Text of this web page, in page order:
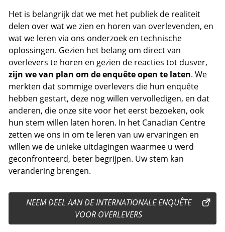
Het is belangrijk dat we met het publiek de realiteit
delen over wat we zien en horen van overlevenden, en
wat we leren via ons onderzoek en technische
oplossingen. Gezien het belang om direct van
overlevers te horen en gezien de reacties tot dusver,
zijn we van plan om de enquête open te laten. We
merkten dat sommige overlevers die hun enquête
hebben gestart, deze nog willen vervolledigen, en dat
anderen, die onze site voor het eerst bezoeken, ook
hun stem willen laten horen. In het Canadian Centre
zetten we ons in om te leren van uw ervaringen en
willen we de unieke uitdagingen waarmee u werd
geconfronteerd, beter begrijpen. Uw stem kan
verandering brengen.
NEEM DEEL AAN DE INTERNATIONALE ENQUÊTE
VOOR OVERLEVERS